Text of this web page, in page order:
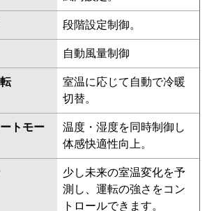
RCXB16033X RCXB16012M
RCXB16012X
PCZX-ZRMP160K5 PCZX-
ZRMP160KL5 PCZX-
ZRMP160KL4 PCZX-ZRMP160K4
PCZX-ZRMP160K3 PCZX-
ZRMP160KL3 PCZX-ZRMP160H2
PCZX-ZRMP160K2 PCZX-
ZRMP160HZ
PCZX-ZRMP160KZ
PCZX-ZRMP160KLZ PCZX-
ZRMP160HY PCZX-ZRMP160KY
段階設定制御。
自動風量制御
室温に応じて自動で冷暖
切替。
トモー
温度・湿度を同時制御し
体感快適性向上。
少し未来の室温変化を予
測し、運転の強さをコン
トロールできます。